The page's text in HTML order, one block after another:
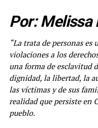
Por: Melissa
“La trata de personas es
violaciones a los
una forma de esclavitud
dignidad, la libertad, la
las víctimas y de sus
realidad que persiste en
pueblo.